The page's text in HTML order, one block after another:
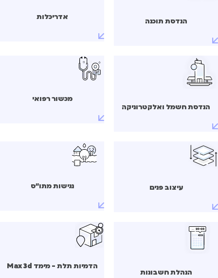
הנדסת תוכנה אדריכלות
הנדסת חשמל ואלקטרוניקה
מכשור רפואי
עיצוב פנים נגישות מתו"ס
הנהלת חשבונות
הדמיות תלת - מימד Max 3d